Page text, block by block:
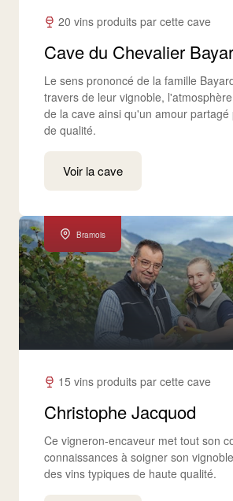
20 vins produits par cette cave
Cave du Chevalier
Le sens prononcé de la famille
travers de leur vignoble,
de la cave ainsi qu'un amour partagé
de qualité.
Voir la cave
Bramois
15 vins produits par cette cave
Christophe Jacquod
Ce vigneron-encaveur met tout son
connaissances à soigner son
des vins typiques de haute qualité.